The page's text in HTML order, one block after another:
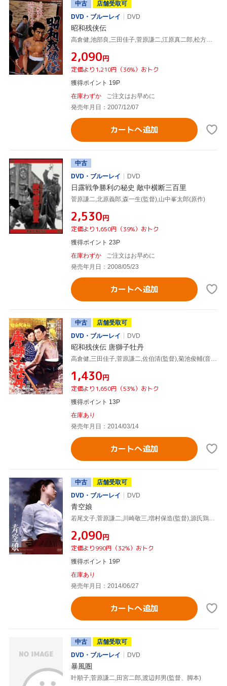
中古
店舗受取可
DVD・ブルーレイ
DVD
昭和残侠伝
高倉健,池部良,三田佳子,菅原謙二,江原真二郎,松方弘樹,佐伯清(監督)
¥2,090円
定価より1,210円（36%）おトク
獲得ポイント 19P
在庫わずか
ご注文はお早めに
発売年月日：2007/12/07
カートへ追加
中古
DVD・ブルーレイ
DVD
日露戦争勝利の秘史 敵中横断三百里
菅原謙二,北原義郎,森一生(監督),山中峯太郎(原作)
¥2,530円
定価より1,650円（39%）おトク
獲得ポイント 23P
在庫わずか
ご注文はお早めに
発売年月日：2008/05/23
カートへ追加
中古
店舗受取可
DVD・ブルーレイ
DVD
昭和残侠伝 唐獅子牡丹
高倉健,三田佳子,菅原謙二,佐伯清(監督),菊池俊輔(音楽)
¥1,430円
定価より1,650円（53%）おトク
獲得ポイント 13P
在庫あり
発売年月日：2014/03/14
カートへ追加
中古
店舗受取可
DVD・ブルーレイ
DVD
青空娘
若尾文子,菅原謙二,川崎敬三,増村保造(監督),源氏鶏太(原作)
¥2,090円
定価より990円（32%）おトク
獲得ポイント 19P
在庫あり
発売年月日：2014/06/27
カートへ追加
中古
店舗受取可
DVD・ブルーレイ
DVD
暴風圏
叶順子,菅原謙二,田宮二郎,渡辺邦男(監督、脚本)